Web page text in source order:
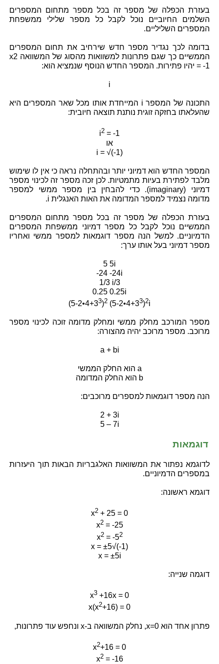
בעזרת הכפלה של מספר זה בכל מספר מתחום המספרים
השלמים החיוביים נוכל לקבל כל מספר שלילי ממשפחת
המספרים השליליים.
בדומה לכך נגדיר מספר חדש שירחיב את תחום המספרים
הממשיים כך שגם פתרונות למשוואות מהסוג של המשוואה x2
= -1 יהיו פתירות. המספר החדש הנוסף שנמציא הוא:
i
התכונה של המספר i המייחדת אותו מכל שאר המספרים היא
שהעלאתו בחזקה זוגית נותנת תוצאה חיובית:
i2 = -1
או
i = √(-1)
המספר החדש הוא דמיוני יותר ובהתחלה נראה כי אין לו שימוש
מלבד לפתירת בעיות מתמטיות. לכן זכה מספר זה לכינוי מספר
דמיוני (imaginary). כדי להבחין בין מספר ממשי למספר
מדומה נצמיד למספר המדומה את האות האנגלית i.
בעזרת הכפלה של מספר זה בכל מספר מתחום המספרים
הממשיים נוכל לקבל כל מספר דמיוני ממשפחת המספרים
הדמיוניים. למשל הנה מספר דוגמאות למספר ממשי ואחריו
מספר דמיוני בעל אותו ערך:
5 5i
-24 -24i
1/3 i/3
0.25 0.25i
(5-2•4+33)2 (5-2•4+33)2i
מספר המורכב מחלק ממשי ומחלק מדומה זוכה לכינוי מספר
מרוכב. מספר מרוכב יהיה מהצורה:
a + bi
a הוא החלק הממשי
b הוא החלק המדומה
הנה מספר דוגמאות למספרים מרוכבים:
2 + 3i
5 – 7i
דוגמאות
לדוגמא נפתור את המשוואות האלגבריות הבאות תוך היעזרות
במספרים הדמיוניים.
דוגמא ראשונה:
x2 + 25 = 0
x2= -25
x2= -52
x = ±5√(-1)
x = ±5i
דוגמה שנייה:
x3 +16x = 0
x(x2+16) = 0
פתרון אחד הוא x=0, נחלק המשוואה ב-x ונחפש עוד פתרונות,
x2+16 = 0
x2= -16